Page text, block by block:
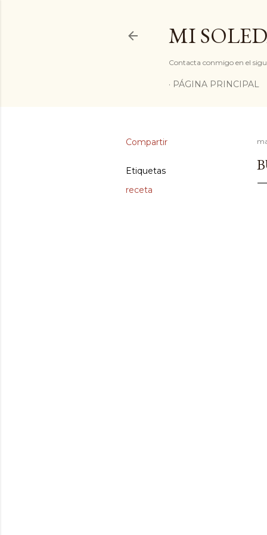
MI
Contacta conmigo en el
PÁGINA PRINCIPAL
Compartir
Etiquetas
receta